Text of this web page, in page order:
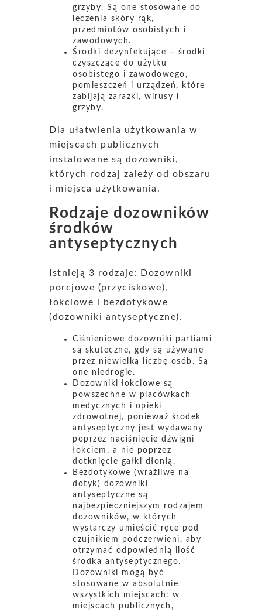
grzyby. Są one stosowane do
leczenia skóry rąk,
przedmiotów osobistych i
zawodowych.
Środki dezynfekujące – środki
czyszczące do użytku
osobistego i zawodowego,
pomieszczeń i urządzeń, które
zabijają zarazki, wirusy i
grzyby.
Dla ułatwienia użytkowania w
miejscach publicznych
instalowane są dozowniki,
których rodzaj zależy od obszaru
i miejsca użytkowania.
Rodzaje dozowników
środków
antyseptycznych
Istnieją 3 rodzaje: Dozowniki
porcjowe (przyciskowe),
łokciowe i bezdotykowe
(dozowniki antyseptyczne).
Ciśnieniowe dozowniki partiami
są skuteczne, gdy są używane
przez niewielką liczbę osób. Są
one niedrogie.
Dozowniki łokciowe są
powszechne w placówkach
medycznych i opieki
zdrowotnej, ponieważ środek
antyseptyczny jest wydawany
poprzez naciśnięcie dźwigni
łokciem, a nie poprzez
dotknięcie gałki dłonią.
Bezdotykowe (wrażliwe na
dotyk) dozowniki
antyseptyczne są
najbezpieczniejszym rodzajem
dozowników, w których
wystarczy umieścić ręce pod
czujnikiem podczerwieni, aby
otrzymać odpowiednią ilość
środka antyseptycznego.
Dozowniki mogą być
stosowane w absolutnie
wszystkich miejscach: w
miejscach publicznych,